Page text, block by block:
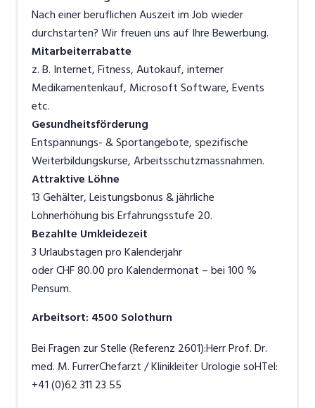
Nach einer beruflichen Auszeit im Job wieder
durchstarten? Wir freuen uns auf Ihre Bewerbung.
Mitarbeiterrabatte
z. B. Internet, Fitness, Autokauf, interner
Medikamentenkauf, Microsoft Software, Events
etc.
Gesundheitsförderung
Entspannungs- & Sportangebote, spezifische
Weiterbildungskurse, Arbeitsschutzmassnahmen.
Attraktive Löhne
13 Gehälter, Leistungsbonus & jährliche
Lohnerhöhung bis Erfahrungsstufe 20.
Bezahlte Umkleidezeit
3 Urlaubstagen pro Kalenderjahr
oder CHF 80.00 pro Kalendermonat – bei 100 %
Pensum.
Arbeitsort: 4500 Solothurn
Bei Fragen zur Stelle (Referenz 2601):Herr Prof. Dr.
med. M. FurrerChefarzt / Klinikleiter Urologie soHTel:
+41 (0)62 311 23 55